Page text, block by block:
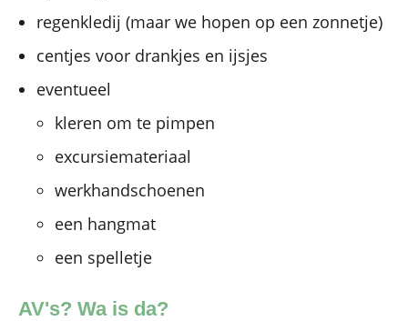
regenkledij (maar we hopen op een zonnetje)
centjes voor drankjes en ijsjes
eventueel
kleren om te pimpen
excursiemateriaal
werkhandschoenen
een hangmat
een spelletje
AV's? Wa is da?